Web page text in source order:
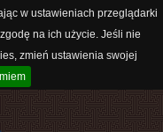
w ustawieniach przeglądarki
na ich użycie. Jeśli nie
zmień ustawienia swojej